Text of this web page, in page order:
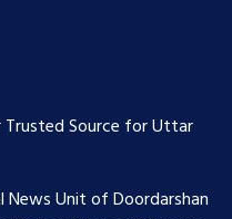
Trusted Source for Uttar
News Unit of Doordarshan